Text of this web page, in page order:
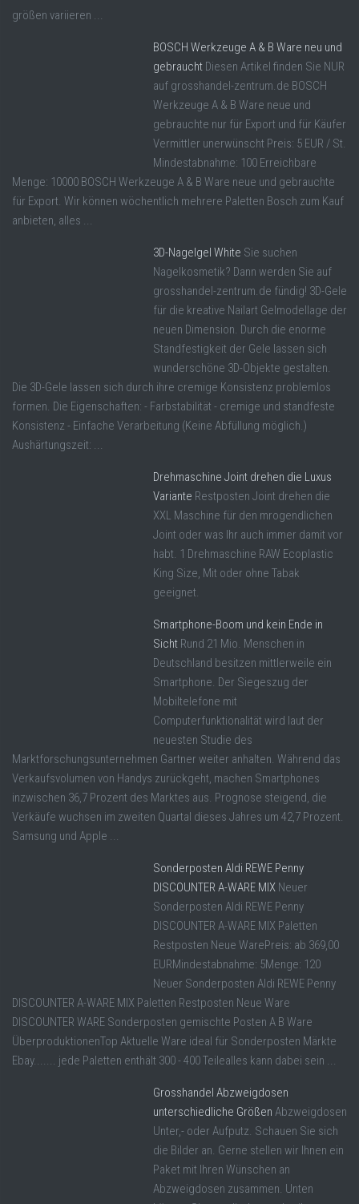
größen variieren ...
BOSCH Werkzeuge A & B Ware neu und
gebraucht Diesen Artikel finden Sie NUR
auf grosshandel-zentrum.de BOSCH
Werkzeuge A & B Ware neue und
gebrauchte nur für Export und für Käufer
Vermittler unerwünscht Preis: 5 EUR / St.
Mindestabnahme: 100 Erreichbare
Menge: 10000 BOSCH Werkzeuge A & B Ware neue und gebrauchte
für Export. Wir können wöchentlich mehrere Paletten Bosch zum Kauf
anbieten, alles ...
3D-Nagelgel White Sie suchen
Nagelkosmetik? Dann werden Sie auf
grosshandel-zentrum.de fündig! 3D-Gele
für die kreative Nailart Gelmodellage der
neuen Dimension. Durch die enorme
Standfestigkeit der Gele lassen sich
wunderschöne 3D-Objekte gestalten.
Die 3D-Gele lassen sich durch ihre cremige Konsistenz problemlos
formen. Die Eigenschaften: - Farbstabilität - cremige und standfeste
Konsistenz - Einfache Verarbeitung (Keine Abfüllung möglich.)
Aushärtungszeit: ...
Drehmaschine Joint drehen die Luxus
Variante Restposten Joint drehen die
XXL Maschine für den mrogendlichen
Joint oder was Ihr auch immer damit vor
habt. 1 Drehmaschine RAW Ecoplastic
King Size, Mit oder ohne Tabak
geeignet.
Smartphone-Boom und kein Ende in
Sicht Rund 21 Mio. Menschen in
Deutschland besitzen mittlerweile ein
Smartphone. Der Siegeszug der
Mobiltelefone mit
Computerfunktionalität wird laut der
neuesten Studie des
Marktforschungsunternehmen Gartner weiter anhalten. Während das
Verkaufsvolumen von Handys zurückgeht, machen Smartphones
inzwischen 36,7 Prozent des Marktes aus. Prognose steigend, die
Verkäufe wuchsen im zweiten Quartal dieses Jahres um 42,7 Prozent.
Samsung und Apple ...
Sonderposten Aldi REWE Penny
DISCOUNTER A-WARE MIX Neuer
Sonderposten Aldi REWE Penny
DISCOUNTER A-WARE MIX Paletten
Restposten Neue WarePreis: ab 369,00
EURMindestabnahme: 5Menge: 120
Neuer Sonderposten Aldi REWE Penny
DISCOUNTER A-WARE MIX Paletten Restposten Neue Ware
DISCOUNTER WARE Sonderposten gemischte Posten A B Ware
ÜberproduktionenTop Aktuelle Ware ideal für Sonderposten Märkte
Ebay....... jede Paletten enthält 300 - 400 Teilealles kann dabei sein ...
Grosshandel Abzweigdosen
unterschiedliche Größen Abzweigdosen
Unter,- oder Aufputz. Schauen Sie sich
die Bilder an. Gerne stellen wir Ihnen ein
Paket mit Ihren Wünschen an
Abzweigdosen zusammen. Unten